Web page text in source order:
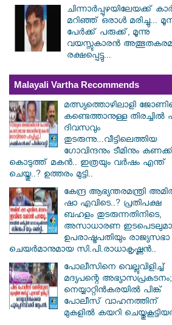
ചിന്നാർപ്പുഴയിലേയക്ക്
മറിഞ്ഞ് ഒരാൾ മരിച്ചു...
പേർക്ക് പരുക്ക്, മൂന്നു
വയസ്സുകാരൻ
രക്ഷപ്പെട്ടു...
Malayali Vartha Recommends
മത്സ്യത്തൊഴിലാളി
കണ്ടെത്താനുള്ള തിരച്ചിൽ
ദിവസവും
തുടരുന്നു...വീട്ടിലെത്തിയ
ഗോവിന്ദനും ടീമിനും
കൊടുത്ത് മകൻ.. ഇത്രയും വർഷം എന്ത്
ചെയ്തു..? ഉത്തരം മുട്ടി..
കേന്ദ്ര ആഭ്യന്തരമന്ത്രി
ഷാ എവിടെ..? പ്രതിപക്ഷ
ബഹളം തുടരുന്നതിനിടെ,
അസാധാരണ
ഉപരാഷ്ട്രപതിയും രാജ്യസഭാ
ചെയർമാനുമായ സി.പി.രാധാകൃഷ്ണൻ..
പോലീസിനെ വെല്ലുവിളിച്ച്
മദ്യപന്റെ അഭ്യാസപ്രകടനം;
നെയ്യാറ്റിൻകരയിൽ പിങ്ക്
പോലീസ് വാഹനത്തിന്
മുകളിൽ കയറി